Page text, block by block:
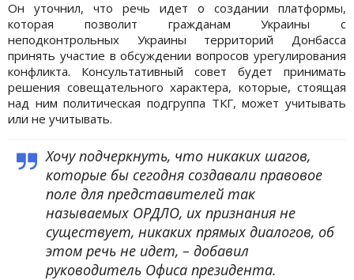
Он уточнил, что речь идет о создании платформы,
которая позволит гражданам Украины с
неподконтрольных Украины территорий Донбасса
принять участие в обсуждении вопросов урегулирования
конфликта. Консультативный совет будет принимать
решения совещательного характера, которые, стоящая
над ним политическая подгруппа ТКГ, может учитывать
или не учитывать.
Хочу подчеркнуть, что никаких шагов,
которые бы сегодня создавали правовое
поле для представителей так
называемых ОРДЛО, их признания не
существует, никаких прямых диалогов, об
этом речь не идет, – добавил
руководитель Офиса президента.